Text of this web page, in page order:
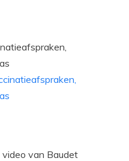
van Baudet